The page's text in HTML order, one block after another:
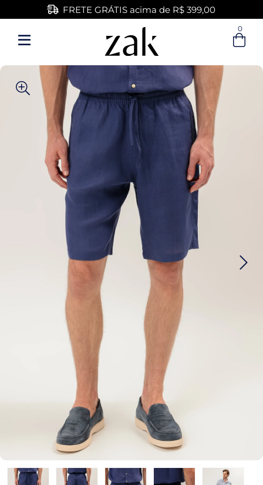
Entre com email ou cpf/cnpj
Criar nova conta
FRETE GRÁTIS acima de R$ 399,00
0